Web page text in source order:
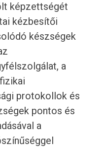
képzettségét
kézbesítői
készségek
a
protokollok és
pontos és
a